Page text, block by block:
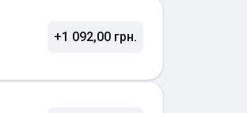
+1 092,00 грн.